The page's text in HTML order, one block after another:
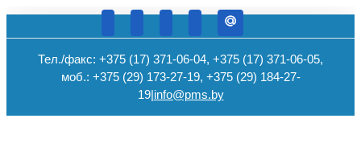
Тел./факс: +375 (17) 371-06-04, +375 (17) 371-06-05,
моб.: +375 (29) 173-27-19, +375 (29) 184-27-
19|info@pms.by